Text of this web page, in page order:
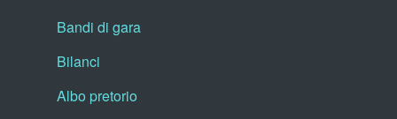
Bandi di gara
Bilanci
Albo pretorio